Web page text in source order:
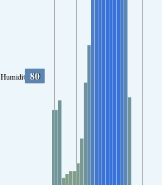
Humidity 80